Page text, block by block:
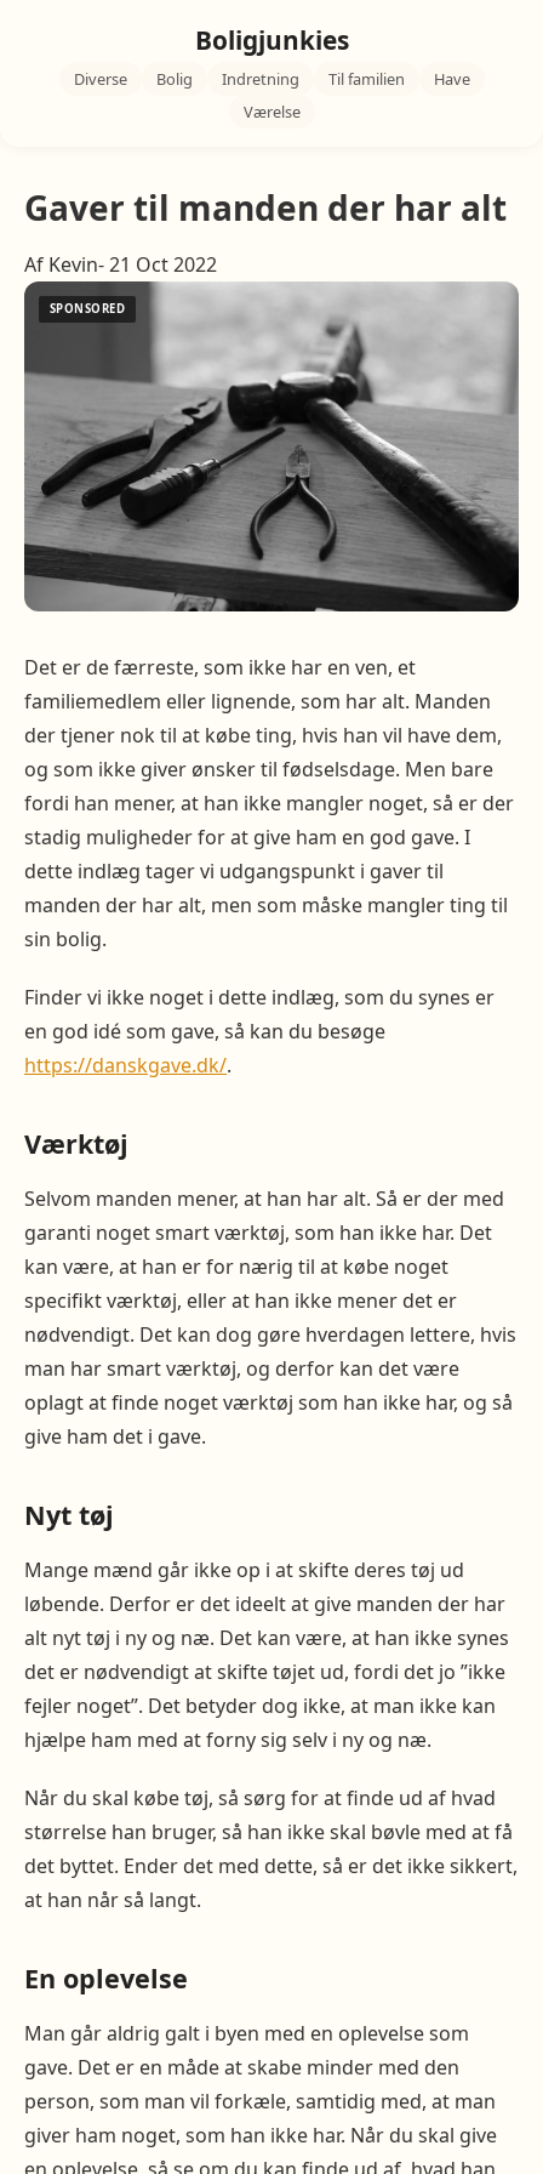
Boligjunkies
Diverse Bolig Indretning Til familien
Have
Værelse
Gaver til manden der har alt
Af Kevin- 21 Oct 2022
Det er de færreste, som ikke har en ven, et
familiemedlem eller lignende, som har alt. Manden
der tjener nok til at købe ting, hvis han vil have dem,
og som ikke giver ønsker til fødselsdage. Men bare
fordi han mener, at han ikke mangler noget, så er der
stadig muligheder for at give ham en god gave. I
dette indlæg tager vi udgangspunkt i gaver til
manden der har alt, men som måske mangler ting til
sin bolig.
Finder vi ikke noget i dette indlæg, som du synes er
en god idé som gave, så kan du besøge
https://danskgave.dk/.
Værktøj
Selvom manden mener, at han har alt. Så er der med
garanti noget smart værktøj, som han ikke har. Det
kan være, at han er for nærig til at købe noget
specifikt værktøj, eller at han ikke mener det er
nødvendigt. Det kan dog gøre hverdagen lettere, hvis
man har smart værktøj, og derfor kan det være
oplagt at finde noget værktøj som han ikke har, og så
give ham det i gave.
Nyt tøj
Mange mænd går ikke op i at skifte deres tøj ud
løbende. Derfor er det ideelt at give manden der har
alt nyt tøj i ny og næ. Det kan være, at han ikke synes
det er nødvendigt at skifte tøjet ud, fordi det jo ”ikke
fejler noget”. Det betyder dog ikke, at man ikke kan
hjælpe ham med at forny sig selv i ny og næ.
Når du skal købe tøj, så sørg for at finde ud af hvad
størrelse han bruger, så han ikke skal bøvle med at få
det byttet. Ender det med dette, så er det ikke sikkert,
at han når så langt.
En oplevelse
Man går aldrig galt i byen med en oplevelse som
gave. Det er en måde at skabe minder med den
person, som man vil forkæle, samtidig med, at man
giver ham noget, som han ikke har. Når du skal give